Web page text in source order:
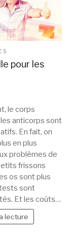
pour les
le corps
anticorps sont
En fait, on
en plus
problèmes de
frissons
os sont plus
sont
Et les coûts…
lecture